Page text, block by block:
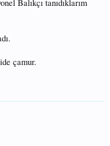
Balıkçı tanıdıklarım
çamur.